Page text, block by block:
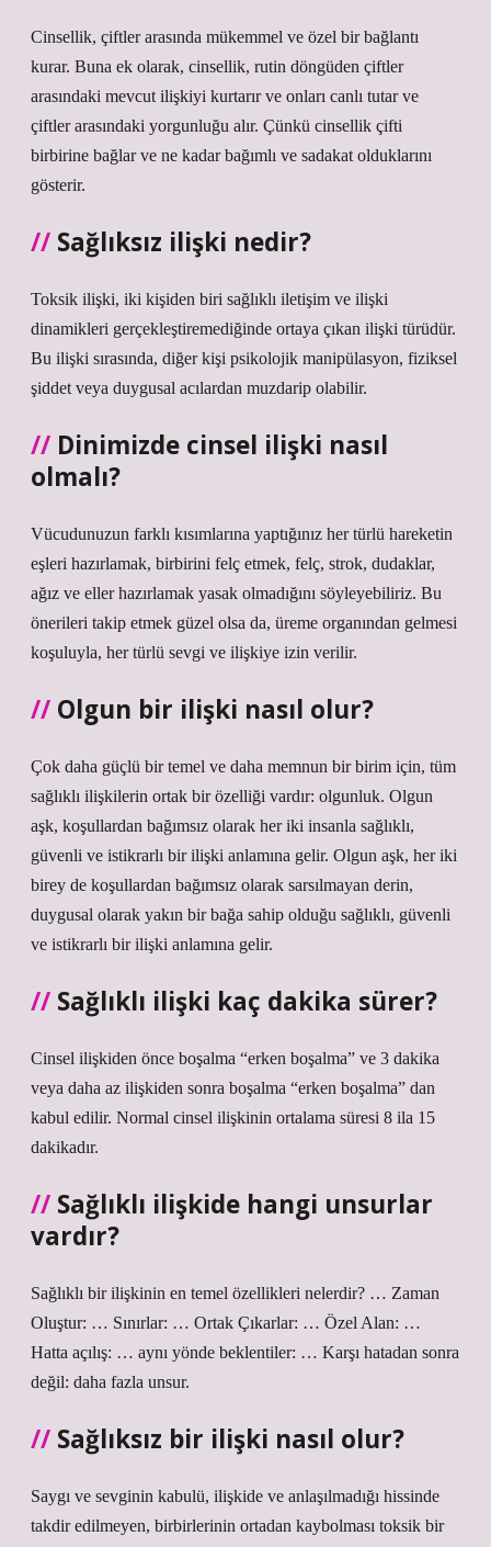
Cinsellik, çiftler arasında mükemmel ve özel bir bağlantı
kurar. Buna ek olarak, cinsellik, rutin döngüden çiftler
arasındaki mevcut ilişkiyi kurtarır ve onları canlı tutar ve
çiftler arasındaki yorgunluğu alır. Çünkü cinsellik çifti
birbirine bağlar ve ne kadar bağımlı ve sadakat olduklarını
gösterir.
Sağlıksız ilişki nedir?
Toksik ilişki, iki kişiden biri sağlıklı iletişim ve ilişki
dinamikleri gerçekleştiremediğinde ortaya çıkan ilişki türüdür.
Bu ilişki sırasında, diğer kişi psikolojik manipülasyon, fiziksel
şiddet veya duygusal acılardan muzdarip olabilir.
Dinimizde cinsel ilişki nasıl
olmalı?
Vücudunuzun farklı kısımlarına yaptığınız her türlü hareketin
eşleri hazırlamak, birbirini felç etmek, felç, strok, dudaklar,
ağız ve eller hazırlamak yasak olmadığını söyleyebiliriz. Bu
önerileri takip etmek güzel olsa da, üreme organından gelmesi
koşuluyla, her türlü sevgi ve ilişkiye izin verilir.
Olgun bir ilişki nasıl olur?
Çok daha güçlü bir temel ve daha memnun bir birim için, tüm
sağlıklı ilişkilerin ortak bir özelliği vardır: olgunluk. Olgun
aşk, koşullardan bağımsız olarak her iki insanla sağlıklı,
güvenli ve istikrarlı bir ilişki anlamına gelir. Olgun aşk, her iki
birey de koşullardan bağımsız olarak sarsılmayan derin,
duygusal olarak yakın bir bağa sahip olduğu sağlıklı, güvenli
ve istikrarlı bir ilişki anlamına gelir.
Sağlıklı ilişki kaç dakika sürer?
Cinsel ilişkiden önce boşalma “erken boşalma” ve 3 dakika
veya daha az ilişkiden sonra boşalma “erken boşalma” dan
kabul edilir. Normal cinsel ilişkinin ortalama süresi 8 ila 15
dakikadır.
Sağlıklı ilişkide hangi unsurlar
vardır?
Sağlıklı bir ilişkinin en temel özellikleri nelerdir? … Zaman
Oluştur: … Sınırlar: … Ortak Çıkarlar: … Özel Alan: …
Hatta açılış: … aynı yönde beklentiler: … Karşı hatadan sonra
değil: daha fazla unsur.
Sağlıksız bir ilişki nasıl olur?
Saygı ve sevginin kabulü, ilişkide ve anlaşılmadığı hissinde
takdir edilmeyen, birbirlerinin ortadan kaybolması toksik bir